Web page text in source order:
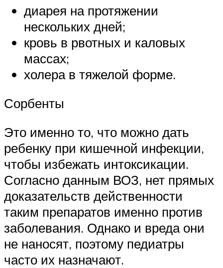
диарея на протяжении
нескольких дней;
кровь в рвотных и каловых
массах;
холера в тяжелой форме.
Сорбенты
Это именно то, что можно дать
ребенку при кишечной инфекции,
чтобы избежать интоксикации.
Согласно данным ВОЗ, нет прямых
доказательств действенности
таким препаратов именно против
заболевания. Однако и вреда они
не наносят, поэтому педиатры
часто их назначают.